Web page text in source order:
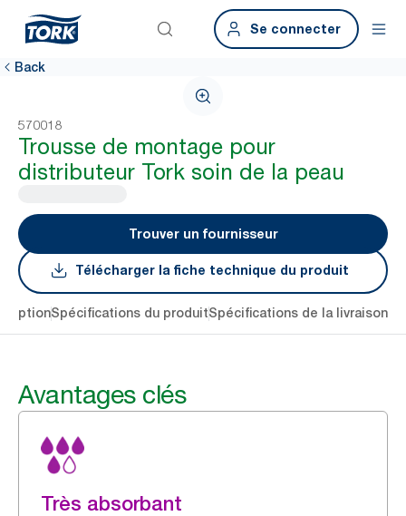
Se connecter
Back
570018
Trousse de montage pour
distributeur Tork soin de la peau
Trouver un fournisseur
Télécharger la fiche technique du produit
Spécifications du produitSpécifications de la livraison
Avantages clés
Très absorbant